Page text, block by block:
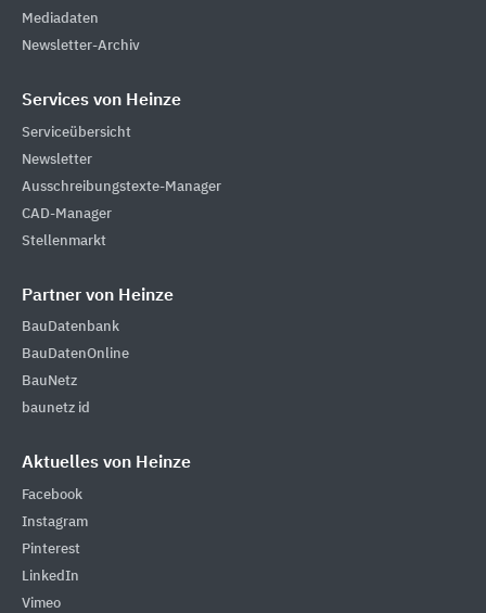
Mediadaten
Newsletter-Archiv
Services von Heinze
Serviceübersicht
Newsletter
Ausschreibungstexte-Manager
CAD-Manager
Stellenmarkt
Partner von Heinze
BauDatenbank
BauDatenOnline
BauNetz
baunetz id
Aktuelles von Heinze
Facebook
Instagram
Pinterest
LinkedIn
Vimeo